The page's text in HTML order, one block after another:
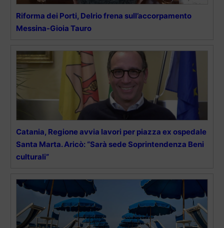
Riforma dei Porti, Delrio frena sull’accorpamento
Messina-Gioia Tauro
Catania, Regione avvia lavori per piazza ex ospedale
Santa Marta. Aricò: “Sarà sede Soprintendenza Beni
culturali”